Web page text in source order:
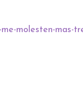
molesten-mas-